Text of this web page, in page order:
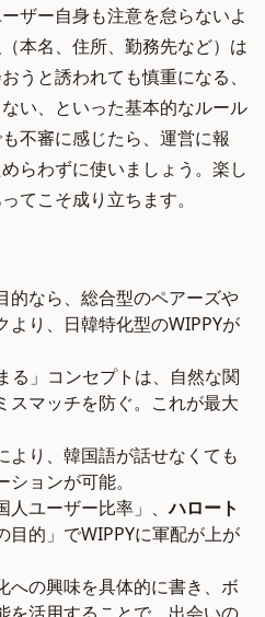
ザー自身も注意を怠らないよ
本名、住所、勤務先など）は
うと誘われても慎重になる、
い、といった基本的なルール
不審に感じたら、運営に報
らわずに使いましょう。楽し
てこそ成り立ちます。
的なら、総合型のペアーズや
より、日韓特化型のWIPPYが
る」コンセプトは、自然な関
スマッチを防ぐ。これが最大
より、韓国語が話せなくても
ョンが可能。
人ユーザー比率」、ハロート
目的」でWIPPYに軍配が上が
への興味を具体的に書き、ボ